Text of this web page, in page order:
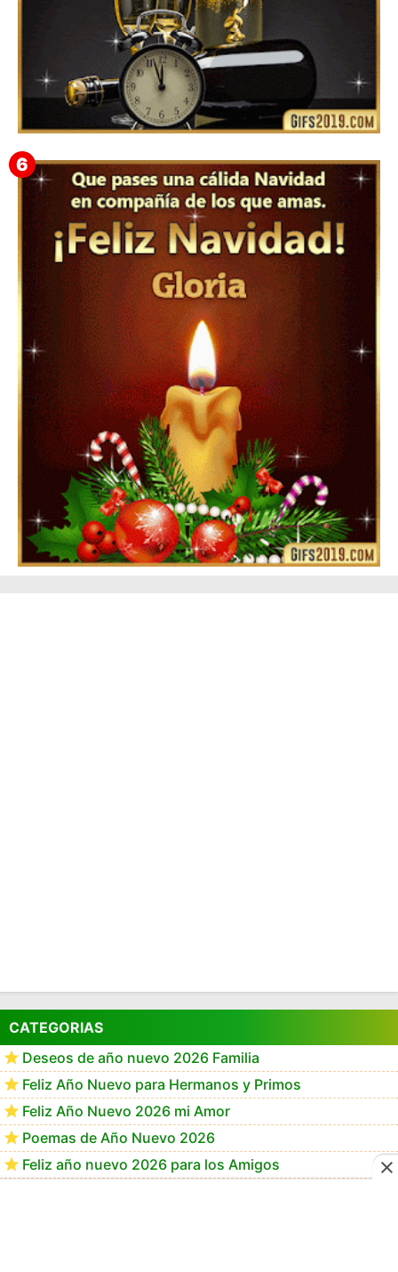
Feliz Año Nuevo Alma
CATEGORIAS
Deseos de año nuevo 2026 Familia
Feliz Año Nuevo para Hermanos y Primos
Feliz Año Nuevo 2026 mi Amor
Poemas de Año Nuevo 2026
Feliz año nuevo 2026 para los Amigos